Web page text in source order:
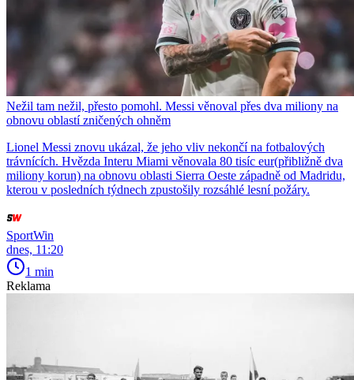
Nežil tam nežil, přesto pomohl. Messi věnoval přes dva miliony na
obnovu oblastí zničených ohněm
Lionel Messi znovu ukázal, že jeho vliv nekončí na fotbalových
trávnících. Hvězda Interu Miami věnovala 80 tisíc eur(přibližně dva
miliony korun) na obnovu oblasti Sierra Oeste západně od Madridu,
kterou v posledních týdnech zpustošily rozsáhlé lesní požáry.
SportWin
dnes, 11:20
1 min
Reklama